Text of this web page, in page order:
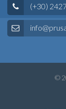
(+30)
©